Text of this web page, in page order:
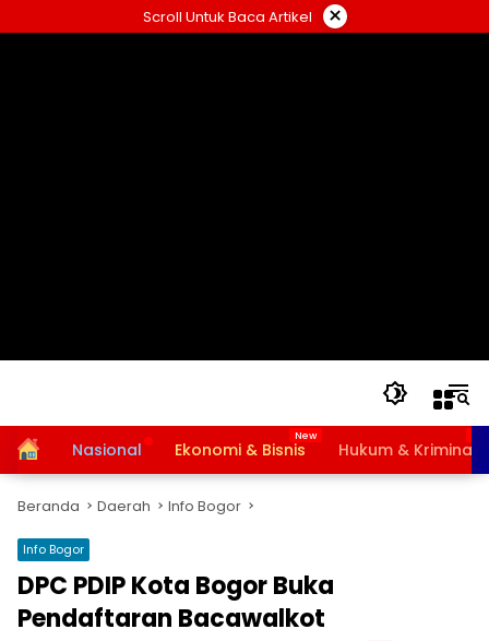
ke
Scroll Untuk Baca Artikel ×
HomeNasional Ekonomi & Bisnis Hukum & Kriminal
Beranda Daerah Info Bogor
Info Bogor
DPC PDIP Kota Bogor Buka
Pendaftaran Bacawalkot